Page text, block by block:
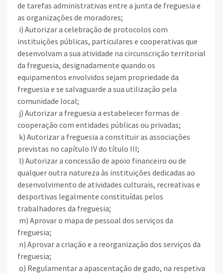
de tarefas administrativas entre a junta de freguesia e
as organizações de moradores;
i) Autorizar a celebração de protocolos com
instituições públicas, particulares e cooperativas que
desenvolvam a sua atividade na circunscrição territorial
da freguesia, designadamente quando os
equipamentos envolvidos sejam propriedade da
freguesia e se salvaguarde a sua utilização pela
comunidade local;
j) Autorizar a freguesia a estabelecer formas de
cooperação com entidades públicas ou privadas;
k) Autorizar a freguesia a constituir as associações
previstas no capítulo IV do título III;
l) Autorizar a concessão de apoio financeiro ou de
qualquer outra natureza às instituições dedicadas ao
desenvolvimento de atividades culturais, recreativas e
desportivas legalmente constituídas pelos
trabalhadores da freguesia;
m) Aprovar o mapa de pessoal dos serviços da
freguesia;
n) Aprovar a criação e a reorganização dos serviços da
freguesia;
o) Regulamentar a apascentação de gado, na respetiva